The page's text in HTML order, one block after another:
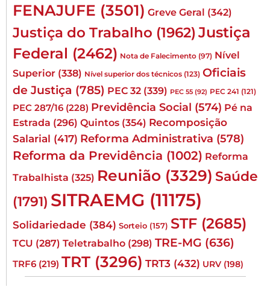
FENAJUFE (3501) Greve Geral (342)
Justiça do Trabalho (1962) Justiça
Federal (2462) Nota de Falecimento (97) Nível
Superior (338) Nível superior dos técnicos (123) Oficiais
de Justiça (785) PEC 32 (339) PEC 55 (92) PEC 241 (121)
PEC 287/16 (228) Previdência Social (574) Pé na
Estrada (296) Quintos (354) Recomposição
Salarial (417) Reforma Administrativa (578)
Reforma da Previdência (1002) Reforma
Trabalhista (325) Reunião (3329) Saúde
(1791) SITRAEMG (11175)
Solidariedade (384) Sorteio (157) STF (2685)
TCU (287) Teletrabalho (298) TRE-MG (636)
TRF6 (219) TRT (3296) TRT3 (432) URV (198)